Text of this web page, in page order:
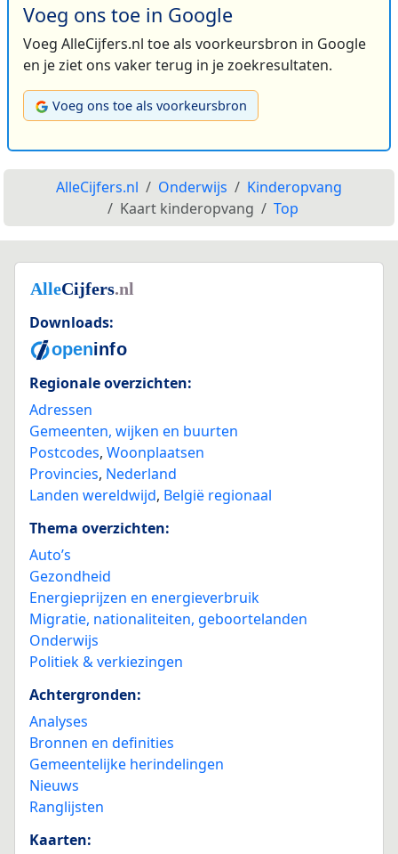
Voeg ons toe in Google
Voeg AlleCijfers.nl toe als voorkeursbron in Google
en je ziet ons vaker terug in je zoekresultaten.
Voeg ons toe als voorkeursbron
AlleCijfers.nl Onderwijs
Kinderopvang
Kaart kinderopvang
Top
Downloads:
Regionale overzichten:
Adressen
Gemeenten, wijken en buurten
Postcodes, Woonplaatsen
Provincies, Nederland
Landen wereldwijd, België regionaal
Thema overzichten:
Auto’s
Gezondheid
Energieprijzen en energieverbruik
Migratie, nationaliteiten, geboortelanden
Onderwijs
Politiek & verkiezingen
Achtergronden:
Analyses
Bronnen en definities
Gemeentelijke herindelingen
Nieuws
Ranglijsten
Kaarten: